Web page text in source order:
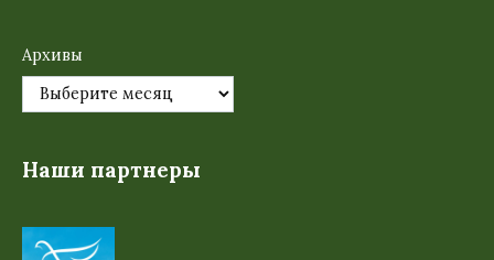
Архивы
Наши партнеры